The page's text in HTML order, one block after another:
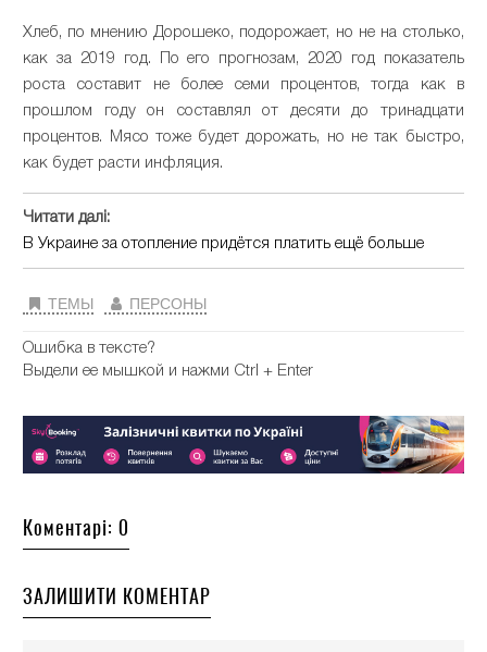
Хлеб, по мнению Дорошеко, подорожает, но не на столько,
как за 2019 год. По его прогнозам, 2020 год показатель
роста составит не более семи процентов, тогда как в
прошлом году он составлял от десяти до тринадцати
процентов. Мясо тоже будет дорожать, но не так быстро,
как будет расти инфляция.
Читати далі:
В Украине за отопление придётся платить ещё больше
ТЕМЫ ПЕРСОНЫ
Ошибка в тексте?
Выдели ее мышкой и нажми Ctrl + Enter
Коментарі: 0
ЗАЛИШИТИ КОМЕНТАР